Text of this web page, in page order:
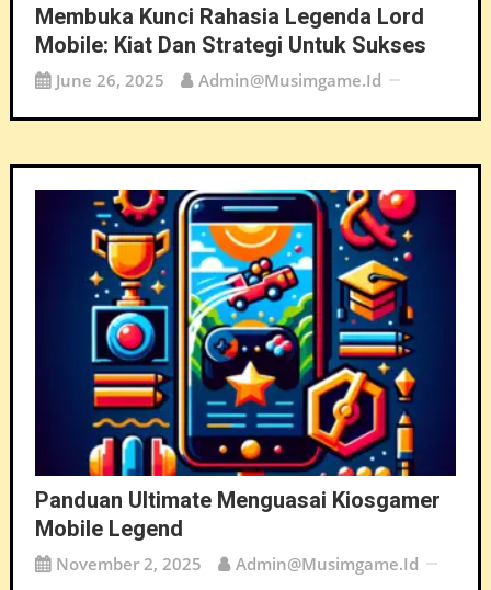
Membuka Kunci Rahasia Legenda Lord
Mobile: Kiat Dan Strategi Untuk Sukses
June 26, 2025 Admin@musimgame.id
Panduan Ultimate Menguasai Kiosgamer
Mobile Legend
November 2, 2025 Admin@musimgame.id